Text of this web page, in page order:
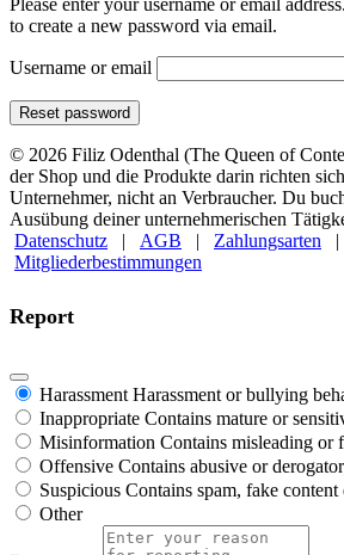
Please enter your username or email
to create a new password via email.
Username or email
Reset password
© 2026 Filiz Odenthal (The Queen of
der Shop und die Produkte darin richten
Unternehmer, nicht an Verbraucher. Du
Ausübung deiner unternehmerischen
Datenschutz | AGB | Zahlungsarten
Mitgliederbestimmungen
Report
Harassment Harassment or bullying
Inappropriate Contains mature or
Misinformation Contains misleading or
Offensive Contains abusive or
Suspicious Contains spam, fake
Other